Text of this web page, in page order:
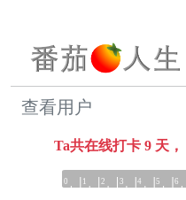
查看用户
Ta共在线打卡9 天，
0 1 2 3 4 5 6